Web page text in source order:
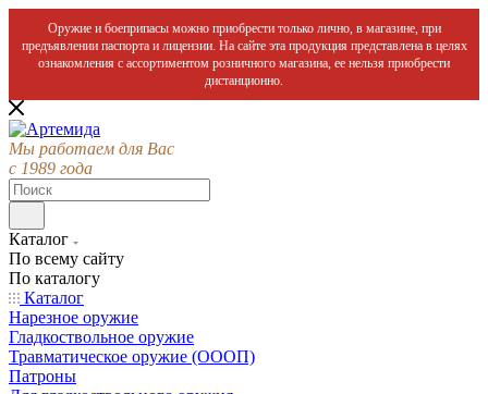
Оружие и боеприпасы можно приобрести только лично, в магазине, при
предъявлении паспорта и лицензии. На сайте эта продукция представлена в целях
ознакомления с ассортиментом розничного магазина, ее нельзя приобрести
дистанционно.
Мы работаем для Вас
с 1989 года
Каталог
По всему сайту
По каталогу
Каталог
Нарезное оружие
Гладкоствольное оружие
Травматическое оружие (ОООП)
Патроны